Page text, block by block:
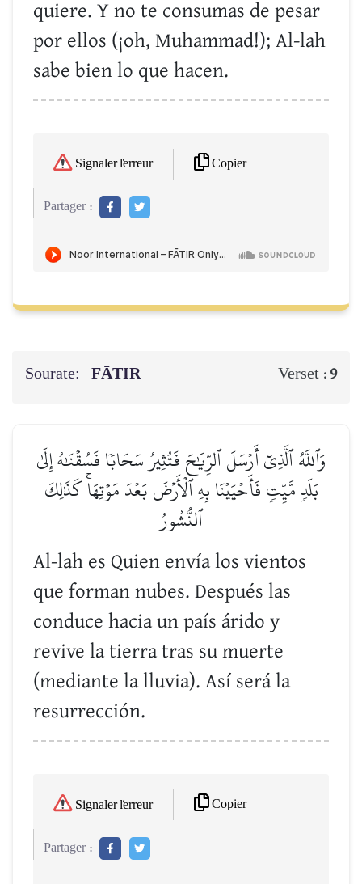
quiere. Y no te consumas de pesar
por ellos (¡oh, Muhammad!); Al-lah
sabe bien lo que hacen.
Signaler l'erreur Copier
Partager :
Sourate: FĀTIR Verset : 9
وَٱللَّهُ ٱلَّذِيٓ أَرۡسَلَ ٱلرِّيَٰحَ فَتُثِيرُ سَحَابٗا فَسُقۡنَٰهُ إِلَىٰ
بَلَدٖ مَّيِّتٖ فَأَحۡيَيۡنَا بِهِ ٱلۡأَرۡضَ بَعۡدَ مَوۡتِهَاۚ كَذَٰلِكَ
ٱلنُّشُورُ
Al-lah es Quien envía los vientos
que forman nubes. Después las
conduce hacia un país árido y
revive la tierra tras su muerte
(mediante la lluvia). Así será la
resurrección.
Signaler l'erreur Copier
Partager :